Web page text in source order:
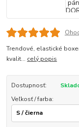
Trendové, elastické
kvalit... celý popis
Dostupnosť:
Veľkosť / farba: